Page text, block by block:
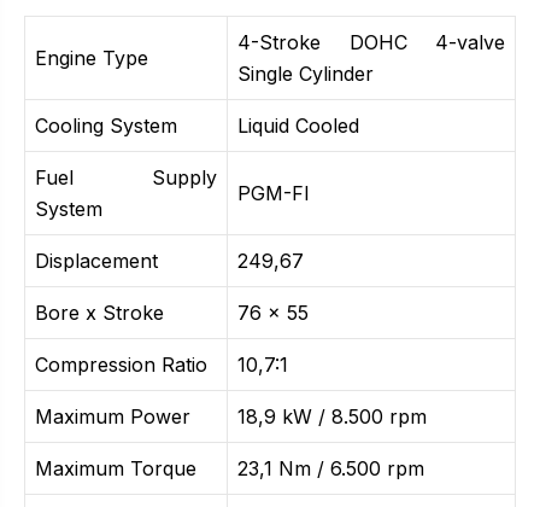
Engine Type
4-Stroke DOHC 4-valve
Single Cylinder
Cooling System Liquid Cooled
Fuel Supply
System
PGM-FI
Displacement 249,67
Bore x Stroke 76 x 55
Compression Ratio 10,7:1
Maximum Power 18,9 kW / 8.500 rpm
Maximum Torque 23,1 Nm / 6.500 rpm